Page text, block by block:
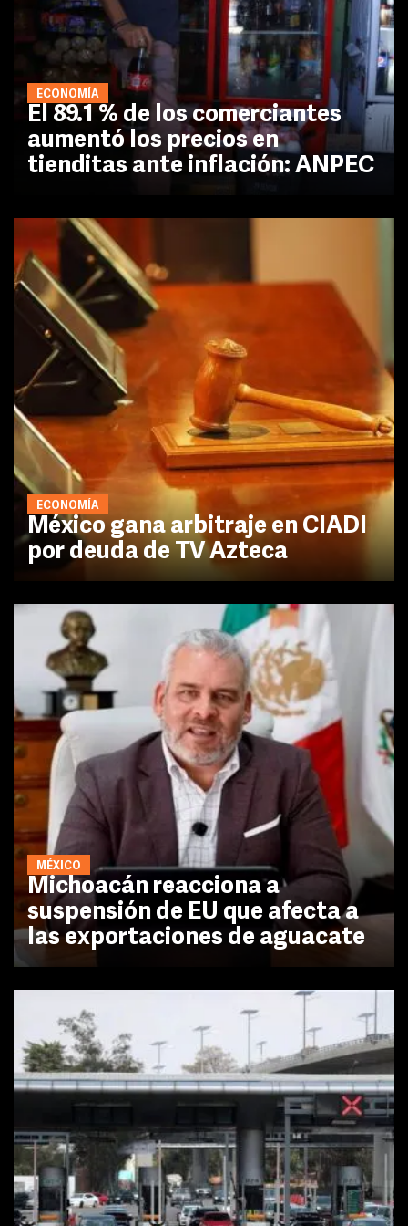
ECONOMÍA
El 89.1 % de los comerciantes
aumentó los precios en
tienditas ante inflación: ANPEC
ECONOMÍA
México gana arbitraje en CIADI
por deuda de TV Azteca
MÉXICO
Michoacán reacciona a
suspensión de EU que afecta a
las exportaciones de aguacate